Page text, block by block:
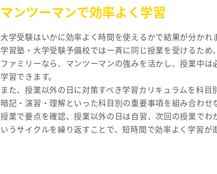
マンツーマンで効率よく学習
大学受験はいかに効率よく時間を使えるかで結果が分かれ
学習塾・大学受験予備校では一斉に同じ授業を受けるため
ファミリーなら、マンツーマンの強みを活かし、授業中は
学習できます。
また、授業以外の日に対策すべき学習カリキュラムを科目
暗記・演習・理解といった科目別の重要事項を組み合わせ
授業で要点を確認、授業以外の日は自習、次回の授業でわ
いうサイクルを繰り返すことで、短時間で効率よく学習が